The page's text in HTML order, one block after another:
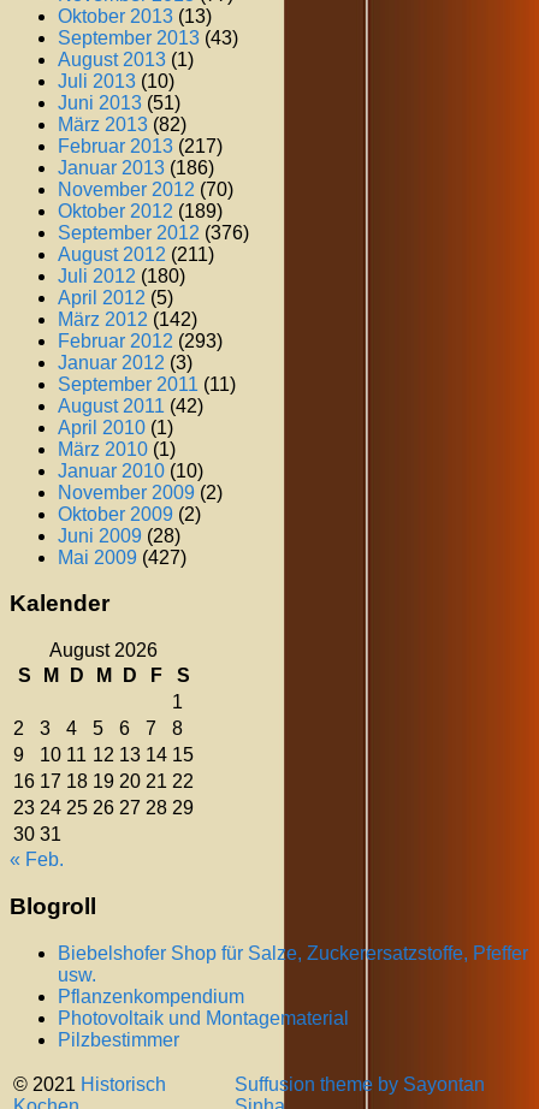
Oktober 2013 (13)
September 2013 (43)
August 2013 (1)
Juli 2013 (10)
Juni 2013 (51)
März 2013 (82)
Februar 2013 (217)
Januar 2013 (186)
November 2012 (70)
Oktober 2012 (189)
September 2012 (376)
August 2012 (211)
Juli 2012 (180)
April 2012 (5)
März 2012 (142)
Februar 2012 (293)
Januar 2012 (3)
September 2011 (11)
August 2011 (42)
April 2010 (1)
März 2010 (1)
Januar 2010 (10)
November 2009 (2)
Oktober 2009 (2)
Juni 2009 (28)
Mai 2009 (427)
Kalender
August 2026
S
M D M D F
S
1
2
3 4 5 6 7
8
9
10 11 12 13 14 15
16 17 18 19 20 21 22
23 24 25 26 27 28 29
30 31
« Feb.
Blogroll
Biebelshofer Shop für Salze, Zuckerersatzstoffe, Pfeffer
usw.
Pflanzenkompendium
Photovoltaik und Montagematerial
Pilzbestimmer
© 2021 Historisch
Suffusion theme by Sayontan